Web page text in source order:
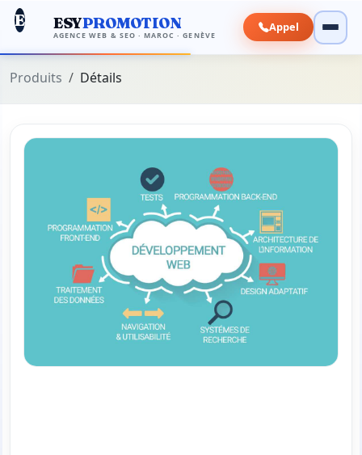
E ESYPROMOTION
AGENCE WEB & SEO · MAROC · GENÈVE
Appel
Produits Détails